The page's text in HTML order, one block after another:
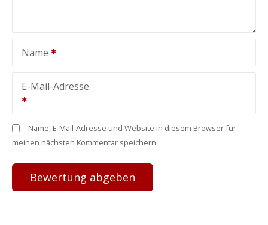
Name
E-Mail-Adresse
Name, E-Mail-Adresse und Website in diesem Browser für
meinen nächsten Kommentar speichern.